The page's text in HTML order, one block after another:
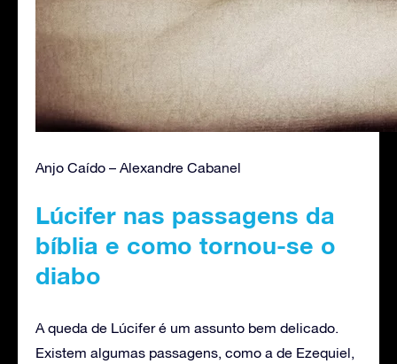
Anjo Caído – Alexandre Cabanel
Lúcifer nas passagens da
bíblia e como tornou-se o
diabo
A queda de Lúcifer é um assunto bem delicado.
Existem algumas passagens, como a de Ezequiel,